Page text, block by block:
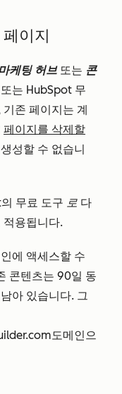
이지
마케팅 허브또는 콘
는 HubSpot 무
존 페이지는 계
페이지를 삭제할
성할 수 없습니
무료 도구 로 다
적용됩니다.
에 액세스할 수
콘텐츠는 90일 동
아 있습니다. 그
도메인으